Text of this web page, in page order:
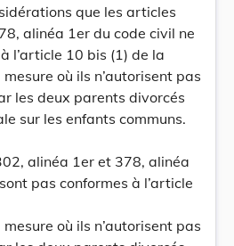
que les articles
alinéa 1er du code civil ne
l’article 10 bis (1) de la
où ils n’autorisent pas
les deux parents divorcés
sur les enfants communs.
alinéa 1er et 378, alinéa
pas conformes à l’article
où ils n’autorisent pas